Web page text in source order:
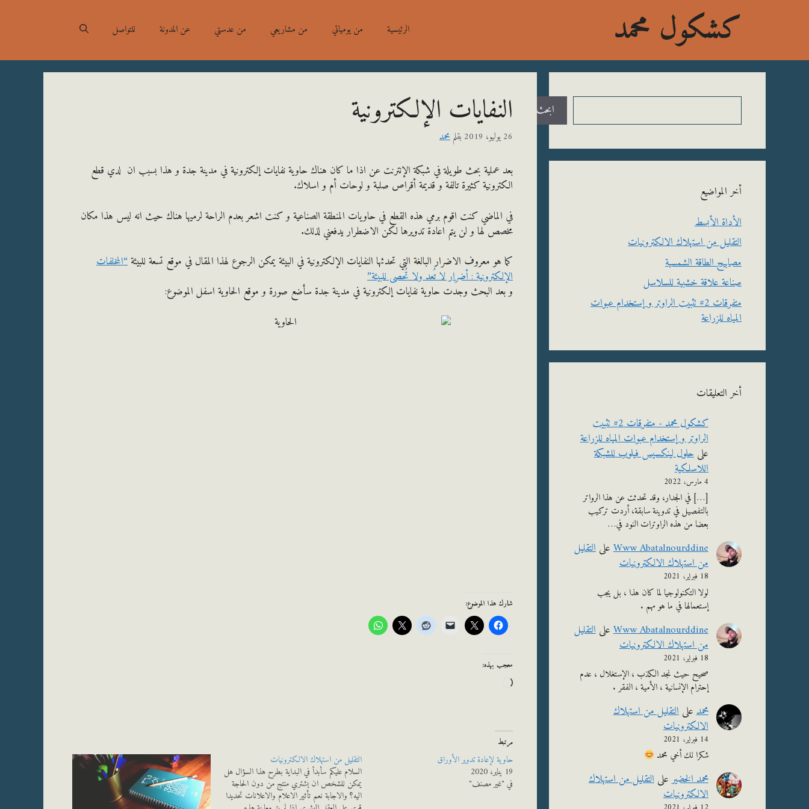
كشكول محمد الرئيسية من يومياتي من مشاريعي من عدستي عن المدونة للتواصل
النفايات الإلكترونية
26 يوليو، 2019 بقلم محمد
بعد عملية بحث طويلة في شبكة الإنترنت عن اذا ما كان هناك حاوية نفايات إلكترونية في مدينة جدة و هذا بسبب ان لدي قطع
الكترونية كثيرة تالفة و قديمة أقراص صلبة و لوحات أم و اسلاك.
في الماضي كنت اقوم برمي هذه القطع في حاويات المنطقة الصناعية و كنت اشعر بعدم الراحة لرميها هناك حيث انه ليس هذا مكان
مخصص لها و لن يتم اعادة تدويرها لكن الاضطرار يدفعني لذلك.
كما هو معروف الاضرار البالغة التي تحدثها النفايات الإلكترونية في البيئة يمكن الرجوع لهذا المقال في موقع تسعة للبيئة“المخلفات
الإلكترونية : أضرار لا تُعد ولا تُحصى للبيئة”
و بعد البحث وجدت حاوية نفايات إلكترونية في مدينة جدة سأضع صورة و موقع الحاوية اسفل الموضوع:
شارك هذا الموضوع:
معجب بهذه:
مرتبط
حاوية لإعادة تدوير الأوراق
19 يناير، 2020
في "غير مصنف"
التقليل من استهلاك الالكترونيات
السلام عليكم سأبدأ في البداية بطرح هذا السؤال هل
يمكن للشخص ان يشتري منتج من دون الحاجة
اليه؟ والاجابة نعم تأثير الاعلام والاعلانات تحديدا
البحث ابحث
أخر المواضيع
الأداة الأبسط
التقليل من استهلاك الالكترونيات
مصابيح الطاقة الشمسية
صناعة علاقة خشبية للسلاسل
متفرقات 2# تثبيت الراوتر و إستخدام عبوات
المياه للزراعة
أخر التعليقات
كشكول محمد - متفرقات 2# تثبيت
الراوتر و إستخدام عبوات المياه للزراعة
علىحلول لينكسيس فيلوب للشبكة
اللاسلكية
4 مارس، 2022
[…] في الجدار، وقد تحدثت عن هذا الرواتر
بالتفصيل في تدوينة سابقة، أردت تركيب
بعضا من هذه الراوترات النود في…
Www Abatalnourddineعلىالتقليل
من استهلاك الالكترونيات
18 فبراير، 2021
لولا التكنولوجيا لما كان هذا ، بل يجب
إستعمالها في ما هو مهم .
Www Abatalnourddineعلىالتقليل
من استهلاك الالكترونيات
18 فبراير، 2021
صحيح حيث نجد الكذب ، الإستغلال ، عدم
إحترام الإنسانية ، الأمية ، الفقر .
محمدعلىالتقليل من استهلاك
الالكترونيات
14 فبراير، 2021
شكرا لك أخي محمد
محمد الخضيرعلىالتقليل من استهلاك
الالكترونيات